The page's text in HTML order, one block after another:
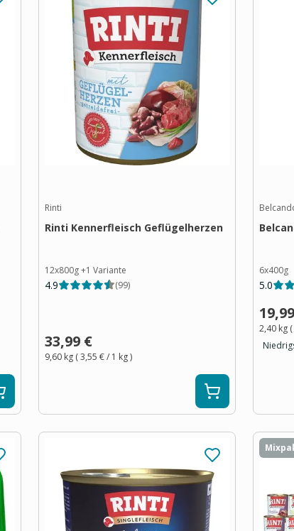
Rinti
Rinti Kennerfleisch Geflügelherzen
12x800g+1 Variante
4.9 (99)
33,99 €
9,60 kg (3,55 €/ 1 kg)
6x400g
5.0
2,40 kg (